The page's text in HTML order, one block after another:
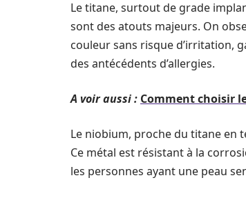
Le titane, surtout de grade
sont des atouts majeurs. On
couleur sans risque d’irritation,
des antécédents d’allergies.
A voir aussi : Comment choisir
Le niobium, proche du titane en
Ce métal est résistant à la
les personnes ayant une peau